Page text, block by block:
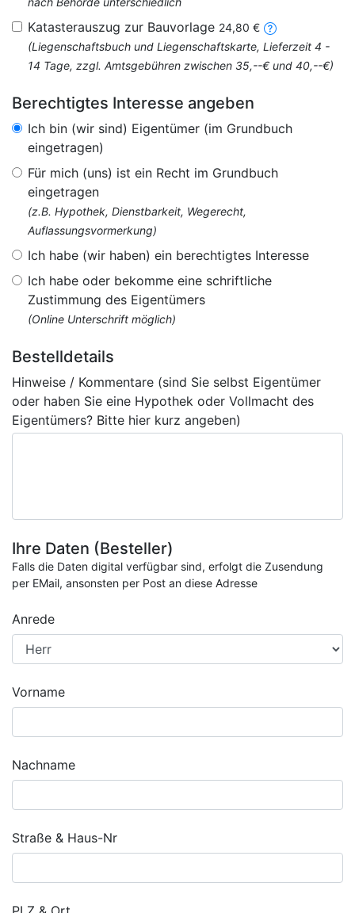
Katasterauszug zur Bauvorlage 24,80 €
(Liegenschaftsbuch und Liegenschaftskarte, Lieferzeit 4 -
14 Tage, zzgl. Amtsgebühren zwischen 35,--€ und 40,--€)
Berechtigtes Interesse angeben
Ich bin (wir sind) Eigentümer (im Grundbuch
eingetragen)
Für mich (uns) ist ein Recht im Grundbuch
eingetragen
(z.B. Hypothek, Dienstbarkeit, Wegerecht,
Auflassungsvormerkung)
Ich habe (wir haben) ein berechtigtes Interesse
Ich habe oder bekomme eine schriftliche
Zustimmung des Eigentümers
(Online Unterschrift möglich)
Bestelldetails
Hinweise / Kommentare (sind Sie selbst Eigentümer
oder haben Sie eine Hypothek oder Vollmacht des
Eigentümers? Bitte hier kurz angeben)
Ihre Daten (Besteller)
Falls die Daten digital verfügbar sind, erfolgt die Zusendung
per EMail, ansonsten per Post an diese Adresse
Anrede
Vorname
Nachname
Straße & Haus-Nr